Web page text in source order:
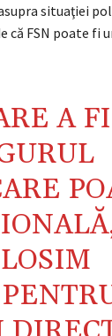
situaţiei
FSN poate fi
A FI